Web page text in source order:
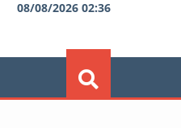
08/08/2026 02:36